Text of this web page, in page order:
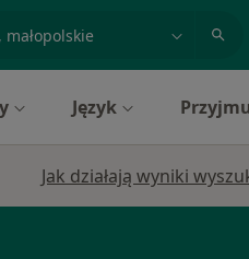
Język
Jak działają wyniki